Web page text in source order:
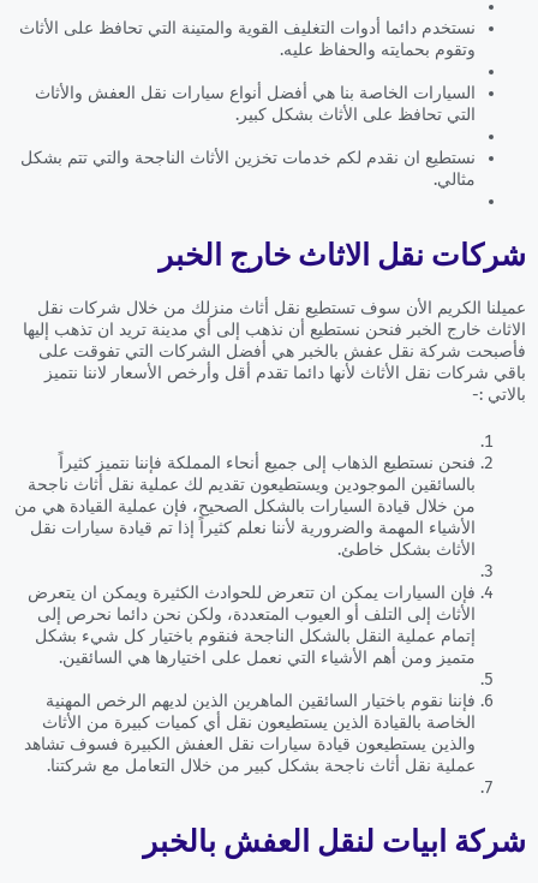
نستخدم دائما أدوات التغليف القوية والمتينة التي تحافظ على الأثاث
وتقوم بحمايته والحفاظ عليه.
السيارات الخاصة بنا هي أفضل أنواع سيارات نقل العفش والأثاث
التي تحافظ على الأثاث بشكل كبير.
نستطيع ان نقدم لكم خدمات تخزين الأثاث الناجحة والتي تتم بشكل
مثالي.
شركات نقل الاثاث خارج الخبر
عميلنا الكريم الأن سوف تستطيع نقل أثاث منزلك من خلال شركات نقل
الاثاث خارج الخبر فنحن نستطيع أن نذهب إلى أي مدينة تريد ان تذهب إليها
فأصبحت شركة نقل عفش بالخبر هي أفضل الشركات التي تفوقت على
باقي شركات نقل الأثاث لأنها دائما تقدم أقل وأرخص الأسعار لاننا نتميز
بالاتي :-
فنحن نستطيع الذهاب إلى جميع أنحاء المملكة فإننا نتميز كثيراً
بالسائقين الموجودين ويستطيعون تقديم لك عملية نقل أثاث ناجحة
من خلال قيادة السيارات بالشكل الصحيح، فإن عملية القيادة هي من
الأشياء المهمة والضرورية لأننا نعلم كثيراً إذا تم قيادة سيارات نقل
الأثاث بشكل خاطئ.
فإن السيارات يمكن ان تتعرض للحوادث الكثيرة ويمكن ان يتعرض
الأثاث إلى التلف أو العيوب المتعددة، ولكن نحن دائما نحرص إلى
إتمام عملية النقل بالشكل الناجحة فنقوم باختيار كل شيء بشكل
متميز ومن أهم الأشياء التي نعمل على اختيارها هي السائقين.
فإننا نقوم باختيار السائقين الماهرين الذين لديهم الرخص المهنية
الخاصة بالقيادة الذين يستطيعون نقل أي كميات كبيرة من الأثاث
والذين يستطيعون قيادة سيارات نقل العفش الكبيرة فسوف تشاهد
عملية نقل أثاث ناجحة بشكل كبير من خلال التعامل مع شركتنا.
شركة ابيات لنقل العفش بالخبر